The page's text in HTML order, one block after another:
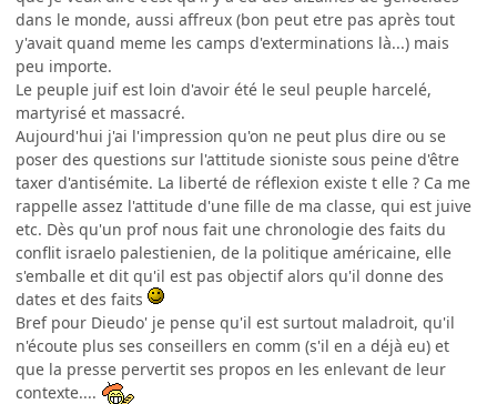
dans le monde, aussi affreux (bon peut etre pas après tout
y'avait quand meme les camps d'exterminations là...) mais
peu importe.
Le peuple juif est loin d'avoir été le seul peuple harcelé,
martyrisé et massacré.
Aujourd'hui j'ai l'impression qu'on ne peut plus dire ou se
poser des questions sur l'attitude sioniste sous peine d'être
taxer d'antisémite. La liberté de réflexion existe t elle ? Ca me
rappelle assez l'attitude d'une fille de ma classe, qui est juive
etc. Dès qu'un prof nous fait une chronologie des faits du
conflit israelo palestienien, de la politique américaine, elle
s'emballe et dit qu'il est pas objectif alors qu'il donne des
dates et des faits
Bref pour Dieudo' je pense qu'il est surtout maladroit, qu'il
n'écoute plus ses conseillers en comm (s'il en a déjà eu) et
que la presse pervertit ses propos en les enlevant de leur
contexte....